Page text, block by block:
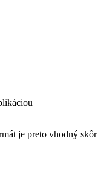
je preto vhodný skôr